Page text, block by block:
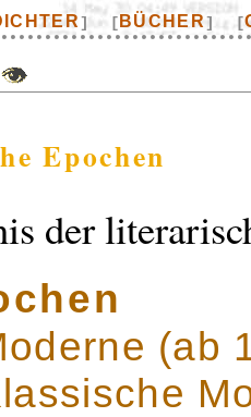
] [ BÜCHER] [
Epochen
der
(ab